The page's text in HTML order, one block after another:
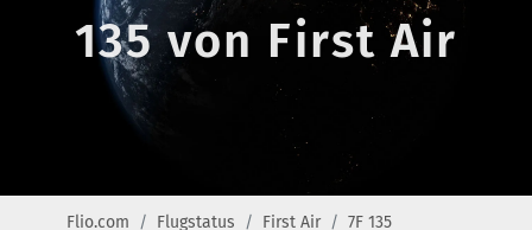
135 von First Air
Flio.com Flugstatus First Air 7F 135